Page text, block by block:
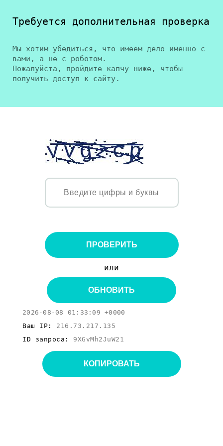
Требуется дополнительная проверка
Мы хотим убедиться, что имеем дело именно с
вами, а не с роботом.
Пожалуйста, пройдите капчу ниже, чтобы
получить доступ к сайту.
ПРОВЕРИТЬ
или
ОБНОВИТЬ
2026-08-08 01:33:09 +0000
Ваш IP: 216.73.217.135
ID запроса: 9XGvMh2JuW21
КОПИРОВАТЬ